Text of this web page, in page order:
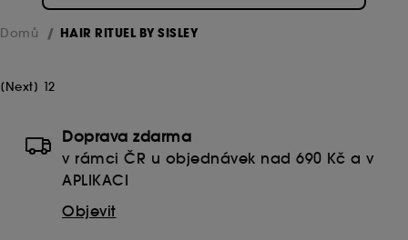
Domů HAIR RITUEL BY SISLEY
[Next] 12
Doprava zdarma
v rámci ČR u objednávek nad 690 Kč a v
APLIKACI
Objevit